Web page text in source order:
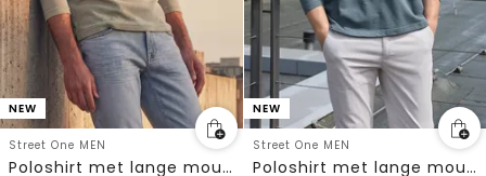
NEW
Street One MEN
Poloshirt met lange mouwen en ritsdetail
NEW
Street One MEN
Poloshirt met lange mouwen en zakdetail